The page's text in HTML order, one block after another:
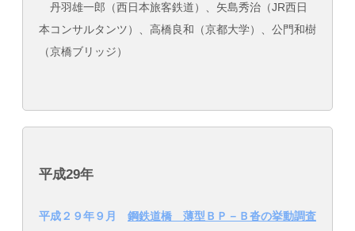
丹羽雄一郎（西日本旅客鉄道）、矢島秀治（JR西日
本コンサルタンツ）、高橋良和（京都大学）、公門和樹
（京橋ブリッジ）
平成29年
平成２９年９月 鋼鉄道橋 薄型ＢＰ－Ｂ沓の挙動調査